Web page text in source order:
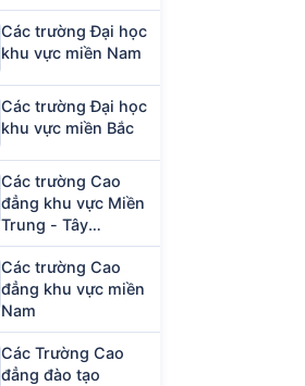
Nguyên
Các trường Đại học
khu vực miền Nam
Các trường Đại học
khu vực miền Bắc
Các trường Cao
đẳng khu vực Miền
Trung - Tây
Nguyên
Các trường Cao
đẳng khu vực miền
Nam
Các Trường Cao
đẳng đào tạo